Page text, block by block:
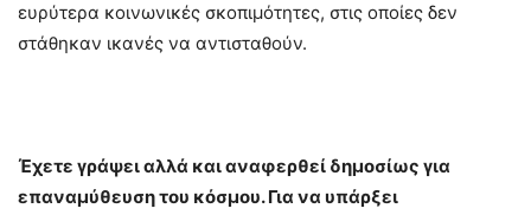
ευρύτερα κοινωνικές σκοπιμότητες, στις οποίες δεν
στάθηκαν ικανές να αντισταθούν.
Έχετε γράψει αλλά και αναφερθεί δημοσίως για
επαναμύθευση του κόσμου. Για να υπάρξει